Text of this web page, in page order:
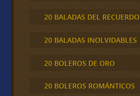
20 BALADAS DEL RECUERDO
20 BALADAS INOLVIDABLES
20 BOLEROS DE ORO
20 BOLEROS ROMÁNTICOS